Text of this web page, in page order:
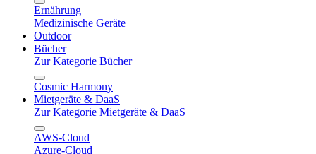
Ernährung
Medizinische Geräte
Outdoor
Bücher
Zur Kategorie Bücher
Cosmic Harmony
Mietgeräte & DaaS
Zur Kategorie Mietgeräte & DaaS
AWS-Cloud
Azure-Cloud